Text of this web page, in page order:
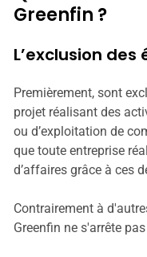
Greenfin ?
L’exclusion
Premièrement, sont
projet réalisant des
ou d’exploitation de
que toute entreprise
d’affaires grâce à ces
Contrairement à
Greenfin ne s'arrête